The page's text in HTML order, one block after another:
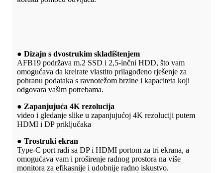
● Dizajn s dvostrukim skladištenjem
AFB19 podržava m.2 SSD i 2,5-inčni HDD, što vam
omogućava da kreirate vlastito prilagođeno rješenje za
pohranu podataka s ravnotežom brzine i kapaciteta koji
odgovara vašim potrebama.
● Zapanjujuća 4K rezolucija
video i gledanje slike u zapanjujućoj 4K rezoluciji putem
HDMI i DP priključaka
● Trostruki ekran
Type-C port radi sa DP i HDMI portom za tri ekrana, a
omogućava vam i proširenje radnog prostora na više
monitora za efikasnije i udobnije radno iskustvo.